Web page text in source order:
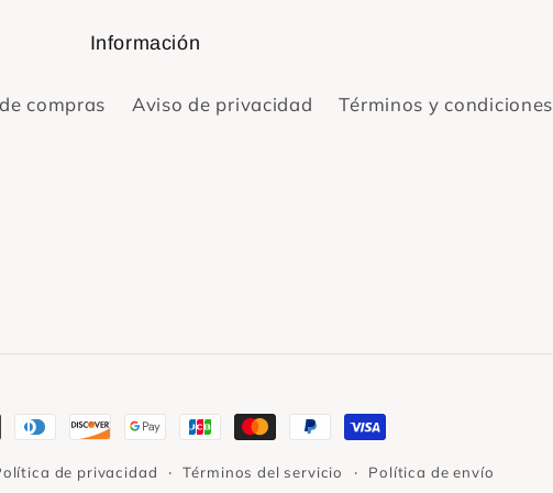
Información
compras Aviso de privacidad Términos y condiciones
de privacidad Términos del servicio Política de envío